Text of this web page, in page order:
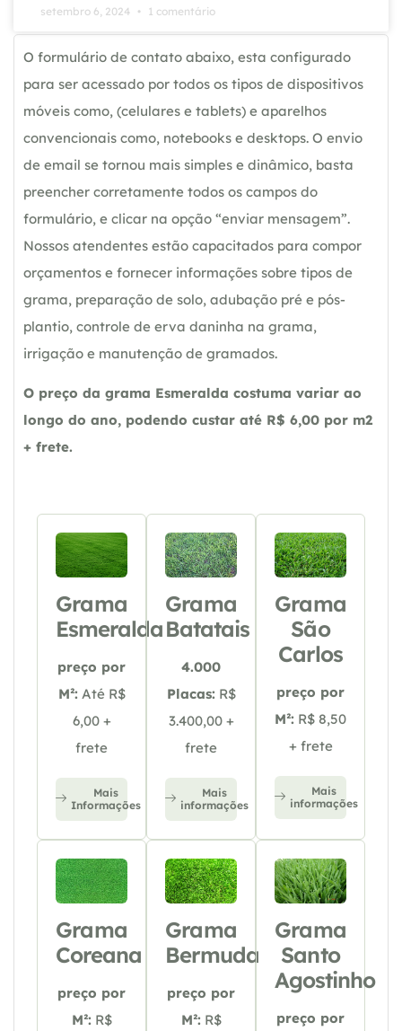
setembro 6, 2024 1 comentário
O formulário de contato abaixo, esta configurado
para ser acessado por todos os tipos de dispositivos
móveis como, (celulares e tablets) e aparelhos
convencionais como, notebooks e desktops. O envio
de email se tornou mais simples e dinâmico, basta
preencher corretamente todos os campos do
formulário, e clicar na opção “enviar mensagem”.
Nossos atendentes estão capacitados para compor
orçamentos e fornecer informações sobre tipos de
grama, preparação de solo, adubação pré e pós-
plantio, controle de erva daninha na grama,
irrigação e manutenção de gramados.
O preço da grama Esmeralda costuma variar ao
longo do ano, podendo custar até R$ 6,00 por m2
+ frete.
Grama
Esmeralda
preço por
M²: Até R$
6,00 +
frete
Mais
Informações
Grama
Batatais
4.000
Placas: R$
3.400,00 +
frete
Mais
informações
Grama
São
Carlos
preço por
M²: R$ 8,50
+ frete
Mais
informações
Grama
Coreana
preço por
M²: R$
Grama
Bermuda
preço por
M²: R$
Grama
Santo
Agostinho
preço por